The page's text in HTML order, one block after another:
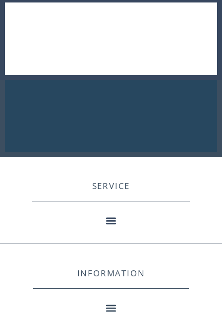
SERVICE
INFORMATION